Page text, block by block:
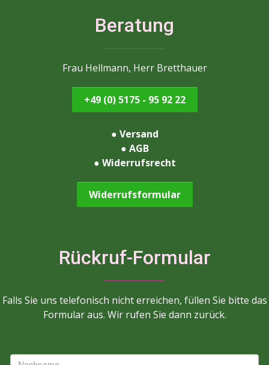
Beratung
Frau Hellmann, Herr Bretthauer
+49 (0) 5175 - 95 92 22
● Versand
● AGB
● Widerrufsrecht
Widerrufsformular
Rückruf-Formular
Falls Sie uns telefonisch nicht erreichen, füllen Sie bitte das
Formular aus. Wir rufen Sie dann zurück.